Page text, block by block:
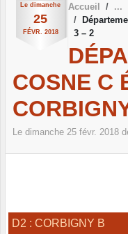
Le dimanche
25
FÉVR. 2018
Accueil
3 – 2
COSNE C
Le dimanche 25 févr. 2018
D2 : CORBIGNY B